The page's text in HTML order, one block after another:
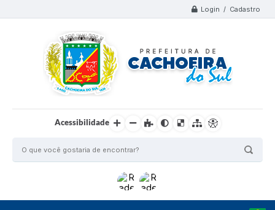
Login / Cadastro
Acessibilidade